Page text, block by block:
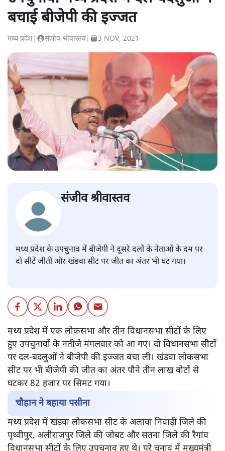
पवन उप्रेतीकी और स्टोरी पढ़ें
उपचुनाव: मध्य प्रदेश में दल-बदलुओं ने
बचाई बीजेपी की इज्जत
मध्य प्रदेश| संजीव श्रीवास्तव 3 NOV, 2021
संजीव श्रीवास्तव
मध्य प्रदेश के उपचुनाव में बीजेपी ने दूसरे दलों के नेताओं के दम पर
दो सीटें जीतीं और खंडवा सीट पर जीत का अंतर भी घट गया।